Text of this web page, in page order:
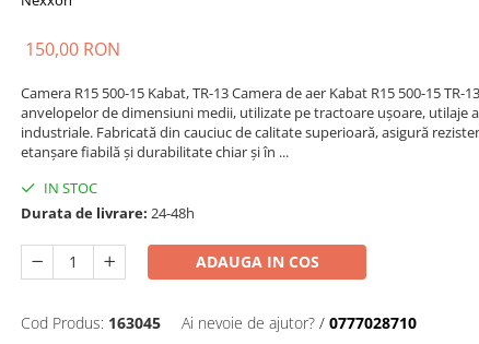
150,00 RON
Camera R15 500-15 Kabat, TR-13 Camera de aer Kabat R15 500-15 TR-
anvelopelor de dimensiuni medii, utilizate pe tractoare ușoare, utilaje
industriale. Fabricată din cauciuc de calitate superioară, asigură
etanșare fiabilă și durabilitate chiar și în ...
IN STOC
Durata de livrare: 24-48h
ADAUGA IN COS
Cod Produs: 163045 Ai nevoie de ajutor? / 0777028710